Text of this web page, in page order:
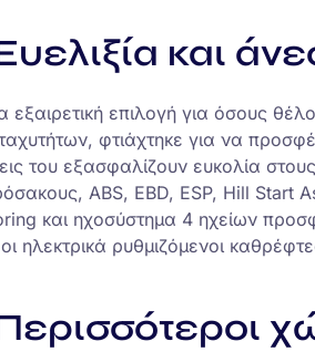
και
εξαιρετική επιλογή για όσους
φτιάχτηκε για να
του εξασφαλίζουν ευκολία
ABS, EBD, ESP, Hill
και ηχοσύστημα 4 ηχείων
οι ηλεκτρικά ρυθμιζόμενοι